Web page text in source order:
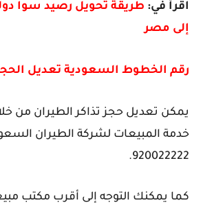
اقرأ في: طريقة تحويل رصيد سوا
إلى مصر
رقم الخطوط السعودية تعديل
يمكن تعديل حجز تذاكر الطيران من
خدمة المبيعات لشركة الطيران
920022222.
كما يمكنك التوجه إلى أقرب مكتب